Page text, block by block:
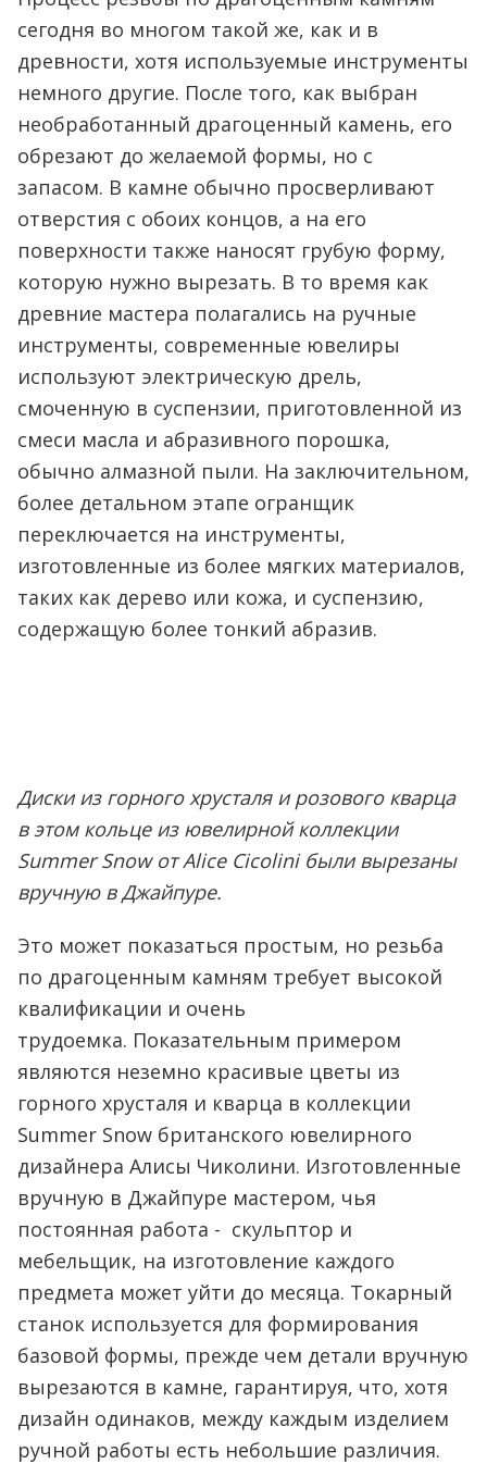
сегодня во многом такой же, как и в
древности, хотя используемые инструменты
немного другие. После того, как выбран
необработанный драгоценный камень, его
обрезают до желаемой формы, но с
запасом. В камне обычно просверливают
отверстия с обоих концов, а на его
поверхности также наносят грубую форму,
которую нужно вырезать. В то время как
древние мастера полагались на ручные
инструменты, современные ювелиры
используют электрическую дрель,
смоченную в суспензии, приготовленной из
смеси масла и абразивного порошка,
обычно алмазной пыли. На заключительном,
более детальном этапе огранщик
переключается на инструменты,
изготовленные из более мягких материалов,
таких как дерево или кожа, и суспензию,
содержащую более тонкий абразив.
Диски из горного хрусталя и розового кварца
в этом кольце из ювелирной коллекции
Summer Snow от Alice Cicolini были вырезаны
вручную в Джайпуре.
Это может показаться простым, но резьба
по драгоценным камням требует высокой
квалификации и очень
трудоемка. Показательным примером
являются неземно красивые цветы из
горного хрусталя и кварца в коллекции
Summer Snow британского ювелирного
дизайнера Алисы Чиколини. Изготовленные
вручную в Джайпуре мастером, чья
постоянная работа - скульптор и
мебельщик, на изготовление каждого
предмета может уйти до месяца. Токарный
станок используется для формирования
базовой формы, прежде чем детали вручную
вырезаются в камне, гарантируя, что, хотя
дизайн одинаков, между каждым изделием
ручной работы есть небольшие различия.